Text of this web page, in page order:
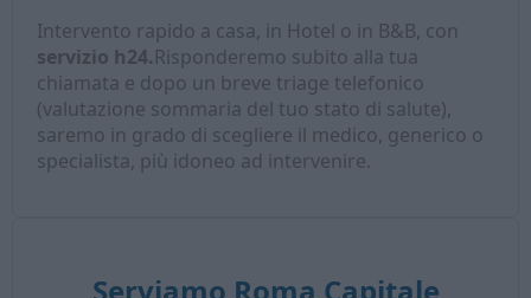
Intervento rapido a casa, in Hotel o in B&B, con
servizio h24.Risponderemo subito alla tua
chiamata e dopo un breve triage telefonico
(valutazione sommaria del tuo stato di salute),
saremo in grado di scegliere il medico, generico o
specialista, più idoneo ad intervenire.